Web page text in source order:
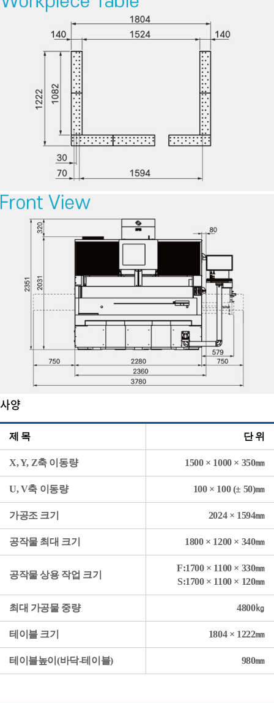
사양
제 목 단 위
X, Y, Z축 이동량 1500 × 1000 × 350㎜
U, V축 이동량 100 × 100 (± 50)㎜
가공조 크기 2024 × 1594㎜
공작물 최대 크기 1800 × 1200 × 340㎜
공작물 상용 작업 크기
F:1700 × 1100 × 330㎜
S:1700 × 1100 × 120㎜
최대 가공물 중량 4800㎏
테이블 크기 1804 × 1222㎜
테이블높이(바닥-테이블) 980㎜